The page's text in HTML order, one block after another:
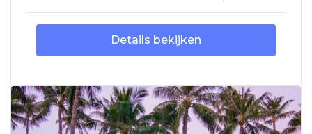
Details bekijken